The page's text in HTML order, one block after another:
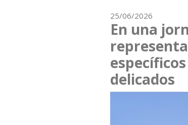
25/06/2026
En una
delicados